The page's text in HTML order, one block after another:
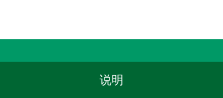
说明